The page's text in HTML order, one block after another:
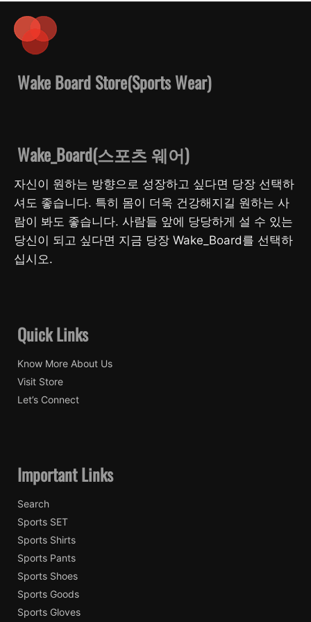
Wake Board Store(Sports Wear)
Wake_Board(스포츠 웨어)
자신이 원하는 방향으로 성장하고 싶다면 당장 선택하
셔도 좋습니다. 특히 몸이 더욱 건강해지길 원하는 사
람이 봐도 좋습니다. 사람들 앞에 당당하게 설 수 있는
당신이 되고 싶다면 지금 당장 Wake_Board를 선택하
십시오.
Quick Links
Know More About Us
Visit Store
Let’s Connect
Important Links
Search
Sports SET
Sports Shirts
Sports Pants
Sports Shoes
Sports Goods
Sports Gloves